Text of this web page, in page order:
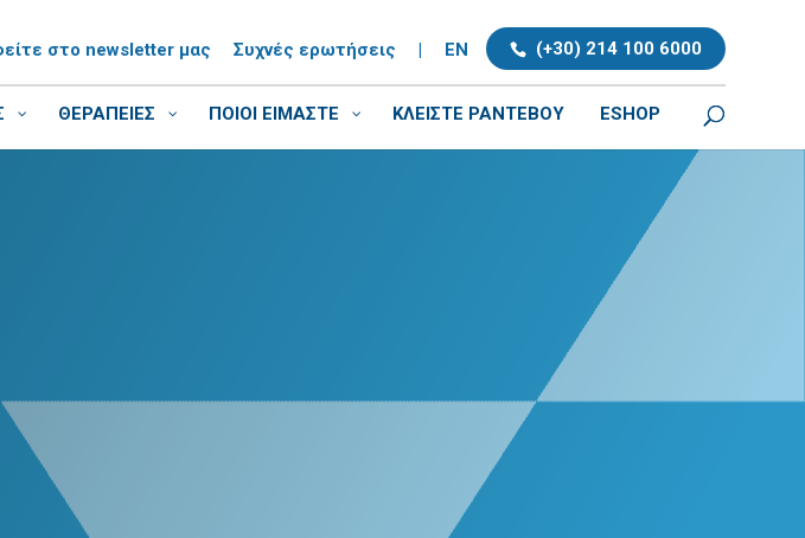
(+30) 214 100 6000
στο newsletter μας Συχνές ερωτήσεις | EN
ΘΕΡΑΠΕΙΕΣ ΠΟΙΟΙ ΕΙΜΑΣΤΕ ΚΛΕΊΣΤΕ ΡΑΝΤΕΒΟΎ ESHOP